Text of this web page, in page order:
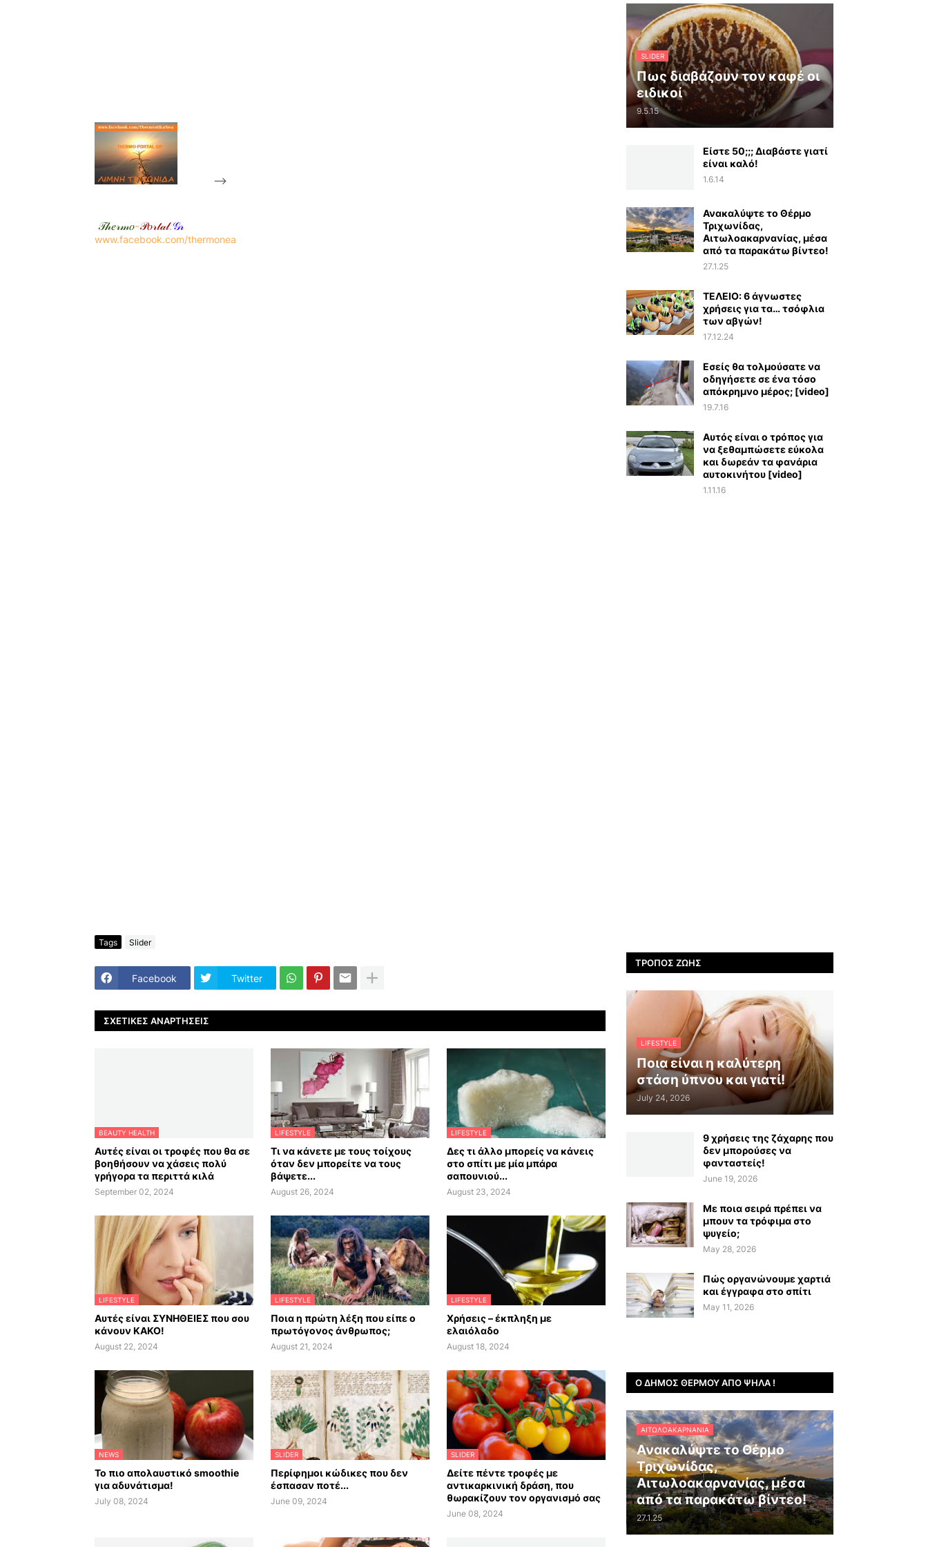
-->
𝒯𝒽𝑒𝓇𝓂𝑜-𝒫𝑜𝓇𝓉𝒶𝓁.𝒢𝓇
www.facebook.com/thermonea
Tags Slider
Facebook Twitter
ΣΧΕΤΙΚΈΣ ΑΝΑΡΤΉΣΕΙΣ
BEAUTY HEALTH
Αυτές είναι οι τροφές που θα σε
βοηθήσουν να χάσεις πολύ
γρήγορα τα περιττά κιλά
September 02, 2024
LIFESTYLE
Τι να κάνετε με τους τοίχους
όταν δεν μπορείτε να τους
βάψετε...
August 26, 2024
LIFESTYLE
Δες τι άλλο μπορείς να κάνεις
στο σπίτι με μία μπάρα
σαπουνιού...
August 23, 2024
LIFESTYLE
Αυτές είναι ΣΥΝΗΘΕΙΕΣ που σου
κάνουν ΚΑΚΟ!
August 22, 2024
LIFESTYLE
Ποια η πρώτη λέξη που είπε ο
πρωτόγονος άνθρωπος;
August 21, 2024
LIFESTYLE
Χρήσεις – έκπληξη με
ελαιόλαδο
August 18, 2024
NEWS
Το πιο απολαυστικό smoothie
για αδυνάτισμα!
July 08, 2024
SLIDER
Περίφημοι κώδικες που δεν
έσπασαν ποτέ...
June 09, 2024
SLIDER
Δείτε πέντε τροφές με
αντικαρκινική δράση, που
θωρακίζουν τον οργανισμό σας
June 08, 2024
SLIDER
Πως διαβάζουν τον καφέ οι
ειδικοί
9.5.15
Είστε 50;;; Διαβάστε γιατί
είναι καλό!
1.6.14
Ανακαλύψτε το Θέρμο
Τριχωνίδας,
Αιτωλοακαρνανίας, μέσα
από τα παρακάτω βίντεο!
27.1.25
ΤΕΛΕΙΟ: 6 άγνωστες
χρήσεις για τα… τσόφλια
των αβγών!
17.12.24
Εσείς θα τολμούσατε να
οδηγήσετε σε ένα τόσο
απόκρημνο μέρος; [video]
19.7.16
Αυτός είναι ο τρόπος για
να ξεθαμπώσετε εύκολα
και δωρεάν τα φανάρια
αυτοκινήτου [video]
1.11.16
ΤΡΌΠΟΣ ΖΩΉΣ
LIFESTYLE
Ποια είναι η καλύτερη
στάση ύπνου και γιατί!
July 24, 2026
9 χρήσεις της ζάχαρης που
δεν μπορούσες να
φανταστείς!
June 19, 2026
Με ποια σειρά πρέπει να
μπουν τα τρόφιμα στο
ψυγείο;
May 28, 2026
Πώς οργανώνουμε χαρτιά
και έγγραφα στο σπίτι
May 11, 2026
Ο ΔΉΜΟΣ ΘΈΡΜΟΥ ΑΠΌ ΨΗΛΆ !
ΑΙΤΩΛΟΑΚΑΡΝΑΝΊΑ
Ανακαλύψτε το Θέρμο
Τριχωνίδας,
Αιτωλοακαρνανίας, μέσα
από τα παρακάτω βίντεο!
27.1.25